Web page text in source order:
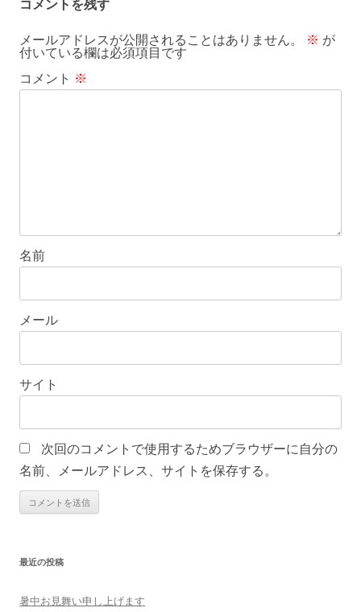
コメントを残す
メールアドレスが公開されることはありません。
※ が
付いている欄は必須項目です
コメント ※
名前
メール
サイト
次回のコメントで使用するためブラウザーに自分の
名前、メールアドレス、サイトを保存する。
最近の投稿
暑中お見舞い申し上げます